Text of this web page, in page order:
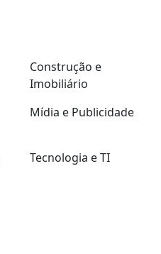
Construção e
Imobiliário
Mídia e Publicidade
Tecnologia e TI